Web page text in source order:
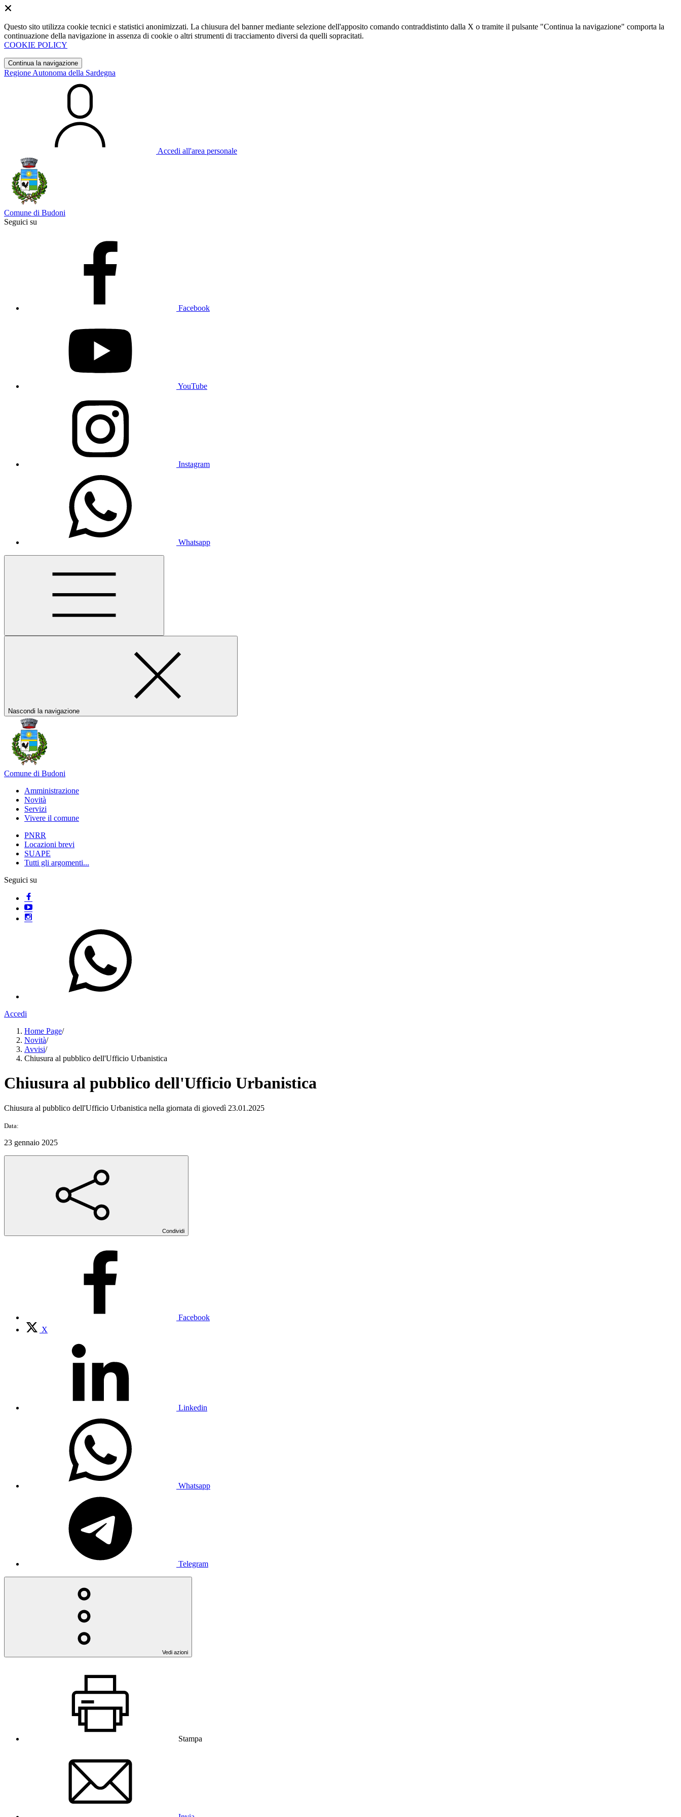
Questo sito utilizza cookie tecnici e statistici anonimizzati. La chiusura del banner mediante selezione dell'apposito comando contraddistinto dalla X o tramite il pulsante "Continua la navigazione" comporta la
continuazione della navigazione in assenza di cookie o altri strumenti di tracciamento diversi da quelli sopracitati.
COOKIE POLICY
Continua la navigazione
Regione Autonoma della Sardegna
Accedi all'area personale
Comune di Budoni
Seguici su
Facebook
YouTube
Instagram
Whatsapp
Nascondi la navigazione
Comune di Budoni
Amministrazione
Novità
Servizi
Vivere il comune
PNRR
Locazioni brevi
SUAPE
Tutti gli argomenti...
Seguici su
Accedi
Home Page/
Novità/
Avvisi/
Chiusura al pubblico dell'Ufficio Urbanistica
Chiusura al pubblico dell'Ufficio Urbanistica
Chiusura al pubblico dell'Ufficio Urbanistica nella giornata di giovedì 23.01.2025
Data:
23 gennaio 2025
Condividi
Facebook
X
Linkedin
Whatsapp
Telegram
Vedi azioni
Stampa